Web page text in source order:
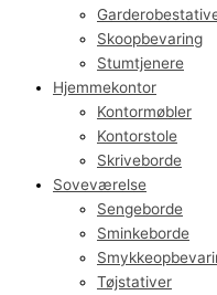
Skoopbevaring
Stumtjenere
Hjemmekontor
Kontormøbler
Kontorstole
Skriveborde
Soveværelse
Sengeborde
Sminkeborde
Tøjstativer